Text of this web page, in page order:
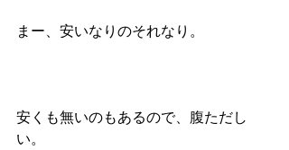
まー、安いなりのそれなり。
安くも無いのもあるので、腹ただし
い。